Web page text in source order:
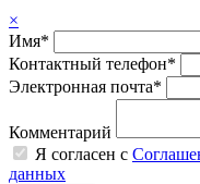
×
Имя*
Контактный телефон*
Электронная почта*
Комментарий
Я согласен с
данных